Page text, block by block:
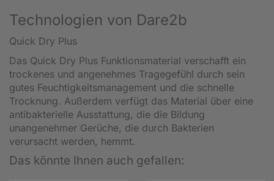
Technologien von Dare2b
Quick Dry Plus
Das Quick Dry Plus Funktionsmaterial verschafft ein
trockenes und angenehmes Tragegefühl durch sein
gutes Feuchtigkeitsmanagement und die schnelle
Trocknung. Außerdem verfügt das Material über eine
antibakterielle Ausstattung, die die Bildung
unangenehmer Gerüche, die durch Bakterien
verursacht werden, hemmt.
Das könnte Ihnen auch gefallen: